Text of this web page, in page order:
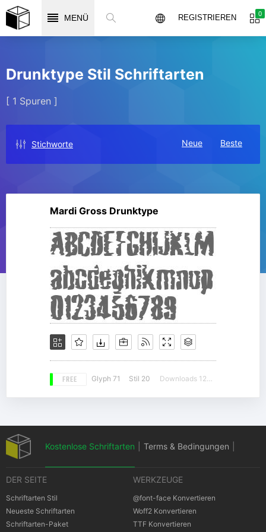
MENÜ 0
REGISTRIEREN
Drunktype Stil Schriftarten
[ 1 Spuren ]
Stichworte Neue Beste
Mardi Gross Drunktype
FREE Glyph 71 Stil 20 Downloads 12392
Kostenlose Schriftarten Terms & Bedingungen
Cookies Bestimmungen | Urheberrechte
DER SEITE
Schriftarten Stil
Neueste Schriftarten
Schriftarten-Paket
WERKZEUGE
@font-face Konvertieren
Woff2 Konvertieren
TTF Konvertieren